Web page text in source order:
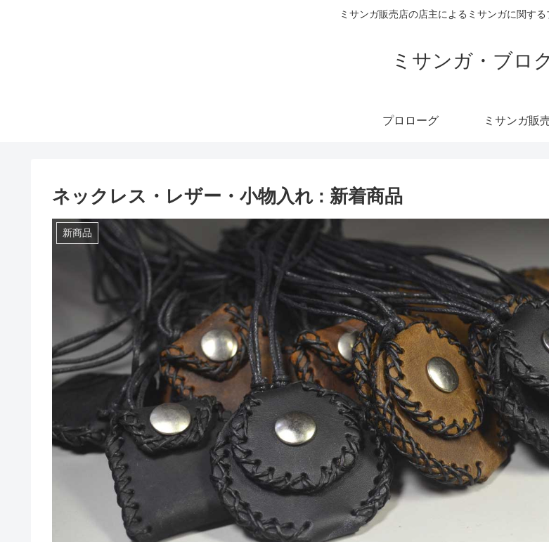
ミサンガ販売店の店主によるミサンガに関する
ミサンガ・ブロ
プロローグ ミサンガ販
ネックレス・レザー・小物入れ : 新着商品
新商品